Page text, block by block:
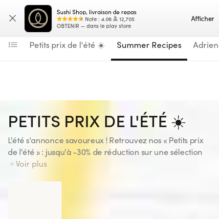
Sushi Shop, livraison de repas
Note : 4.06
12,705
OBTENIR — dans le play store
Afficher
Carte
Saisissez votre adresse
Petits prix de l'été ☀️ Summer Recipes
PETITS PRIX DE L'ÉTÉ ☀️
L'été s'annonce savoureux ! Retrouvez nos « Petits prix
de l'été » : jusqu'à -30% de réduction sur une sélection
de recettes, pour votre plus grand plaisir ! Gardez l'oeil
Voir plus
Navigated to Petits prix de l'été ☀️